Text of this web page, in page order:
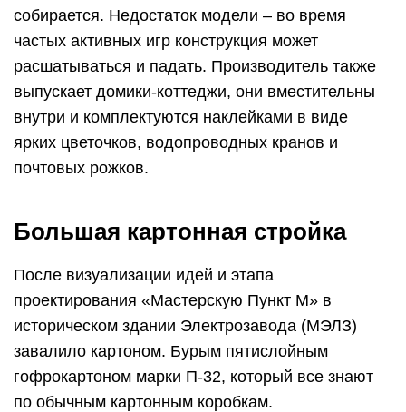
собирается. Недостаток модели – во время
частых активных игр конструкция может
расшатываться и падать. Производитель также
выпускает домики-коттеджи, они вместительны
внутри и комплектуются наклейками в виде
ярких цветочков, водопроводных кранов и
почтовых рожков.
Большая картонная стройка
После визуализации идей и этапа
проектирования «Мастерскую Пункт М» в
историческом здании Электрозавода (МЭЛЗ)
завалило картоном. Бурым пятислойным
гофрокартоном марки П-32, который все знают
по обычным картонным коробкам.